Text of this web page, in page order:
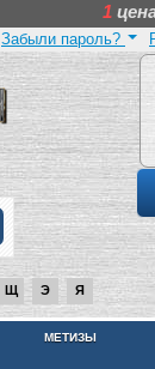
1
Забыли пароль?
Щ Э Я
МЕТИЗЫ